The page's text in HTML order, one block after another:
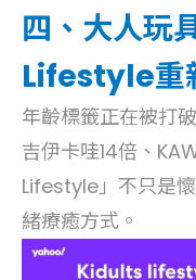
四、大人玩
Lifestyle重
年齡標籤正在被打
吉伊卡哇14倍、
Lifestyle」不只是
緒療癒方式。